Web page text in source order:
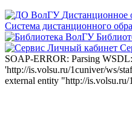
Дистанционное
Система дистанционного
SOAP-ERROR: Parsing
'http://is.volsu.ru/1cuniver/ws/
external entity "http://